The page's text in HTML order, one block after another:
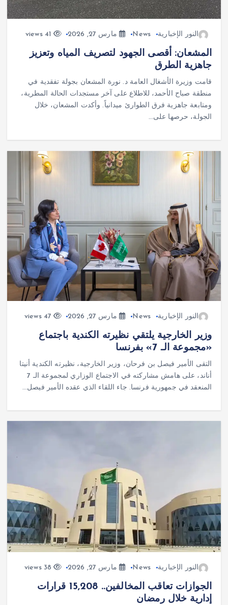
النور الإخبارية News مارس 27, 2026 41 views
المشعان: أقصى الجهود لتصريف المياه وتعزيز
جاهزية الطرق
قامت وزيرة الأشغال العامة د. نورة المشعان بجولة تفقدية في
منطقة صباح الأحمد، للاطلاع على آخر مستجدات الحالة المطرية،
ومتابعة جاهزية فرق الطوارئ ميدانياً. وأكدت المشعان، خلال
الجولة، حرصها على…
النور الإخبارية News مارس 27, 2026 47 views
وزير الخارجية يلتقي نظيرته الكندية باجتماع
«مجموعة الـ 7» بفرنسا
التقى الأمير فيصل بن فرحان، وزير الخارجية، نظيرته الكندية أنيتا
أناند، على هامش مشاركته في الاجتماع الوزاري لمجموعة الـ 7
المنعقد في جمهورية فرنسا. جاء اللقاء الذي عقده الأمير فيصل…
النور الإخبارية News مارس 27, 2026 38 views
الجوازات تعاقب المخالفين.. 15,208 قرارات
إدارية خلال رمضان